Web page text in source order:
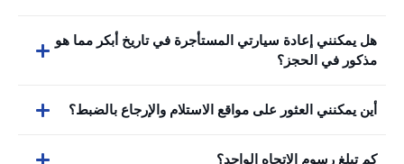
هل يمكنني إعادة سيارتي المستأجرة في تاريخ أبكر مما هو
مذكور في الحجز؟
أين يمكنني العثور على مواقع الاستلام والإرجاع بالضبط؟
كم تبلغ رسوم الاتجاه الواحد؟